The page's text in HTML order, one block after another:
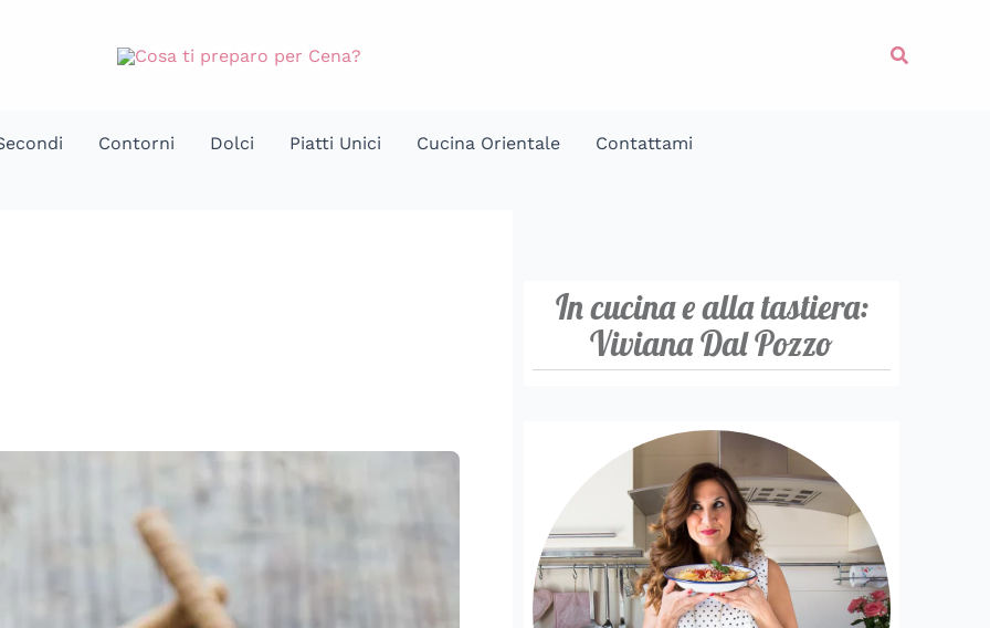
Cerca
Contorni Dolci Piatti Unici Cucina Orientale Contattami
In cucina e alla tastiera:
Viviana Dal Pozzo